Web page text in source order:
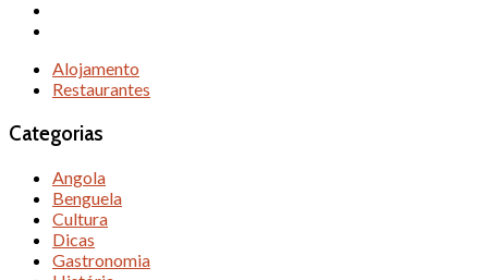
Alojamento
Restaurantes
Categorias
Angola
Benguela
Cultura
Dicas
Gastronomia